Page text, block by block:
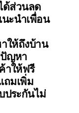
ได้ส่วนลด
ะนำเพื่อน
ให้ถึงบ้าน
ญหา
าให้ฟรี
ถมเพิ่ม
ประกันไม่